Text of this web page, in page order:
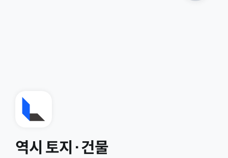
역시 토지·건물